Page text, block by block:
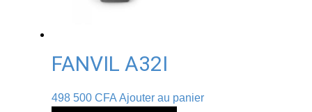
FANVIL A32I
498 500CFA Ajouter au panier